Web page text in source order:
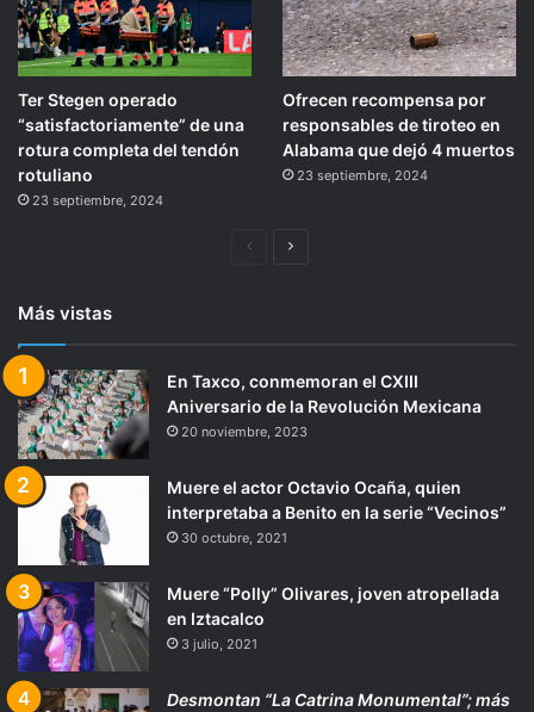
Ter Stegen operado
“satisfactoriamente” de una
rotura completa del tendón
rotuliano
23 septiembre, 2024
Ofrecen recompensa por
responsables de tiroteo en
Alabama que dejó 4 muertos
23 septiembre, 2024
PáginaSiguiente
Más vistas
En Taxco, conmemoran el CXIII
Aniversario de la Revolución Mexicana
20 noviembre, 2023
Muere el actor Octavio Ocaña, quien
interpretaba a Benito en la serie “Vecinos”
30 octubre, 2021
Muere “Polly” Olivares, joven atropellada
en Iztacalco
3 julio, 2021
Desmontan “La Catrina Monumental”; más